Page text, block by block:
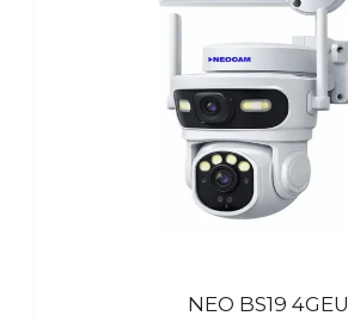
NEO BS19 4GEU